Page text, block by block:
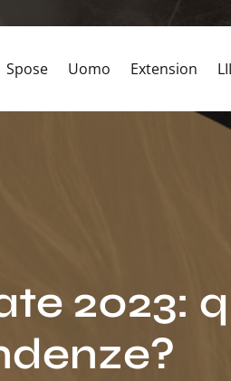
Spose Uomo Extension
2023: